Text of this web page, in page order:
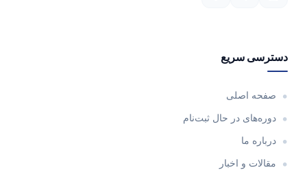
دسترسی سریع
صفحه اصلی
دوره‌های در حال ثبت‌نام
درباره ما
مقالات و اخبار